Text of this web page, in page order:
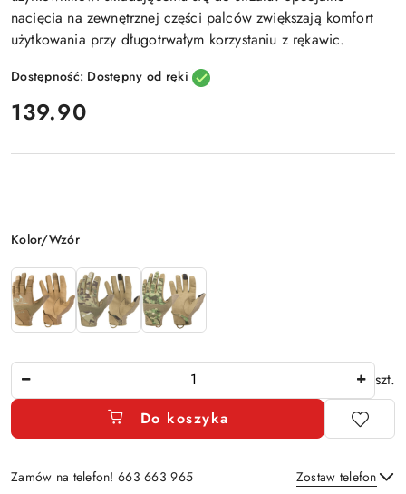
nacięcia na zewnętrznej części palcówzwiększają komfort
użytkowania przy długotrwałym korzystaniu z rękawic.
Dostępność: Dostępny od ręki
cena:
139.90
Wariant
Kolor/Wzór
szt.
Do koszyka
Zamów na telefon! 663 663 965 Zostaw telefon